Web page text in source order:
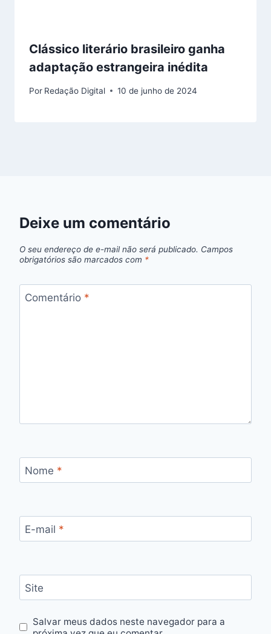
Clássico literário brasileiro ganha
adaptação estrangeira inédita
Por Redação Digital 10 de junho de 2024
Deixe um comentário
O seu endereço de e-mail não será publicado. Campos
obrigatórios são marcados com *
Comentário *
Nome *
E-mail *
Site
Salvar meus dados neste navegador para a